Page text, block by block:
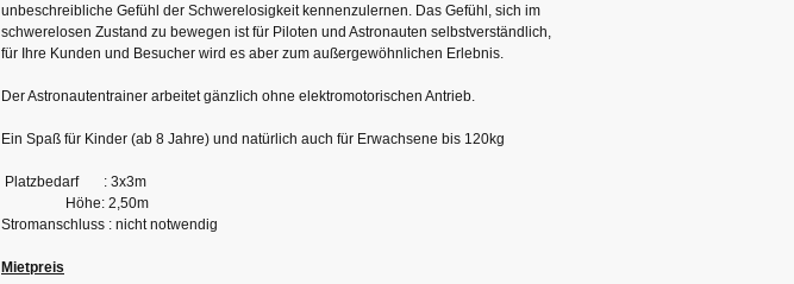
unbeschreibliche Gefühl der Schwerelosigkeit kennenzulernen. Das Gefühl, sich im
schwerelosen Zustand zu bewegen ist für Piloten und Astronauten selbstverständlich,
für Ihre Kunden und Besucher wird es aber zum außergewöhnlichen Erlebnis.
Der Astronautentrainer arbeitet gänzlich ohne elektromotorischen Antrieb.
Ein Spaß für Kinder (ab 8 Jahre) und natürlich auch für Erwachsene bis 120kg
Platzbedarf : 3x3m
Höhe: 2,50m
Stromanschluss : nicht notwendig
Mietpreis